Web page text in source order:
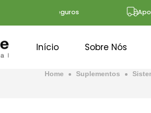
Pagamentos seguros Apoio
Início Sobre Nós
Home Suplementos